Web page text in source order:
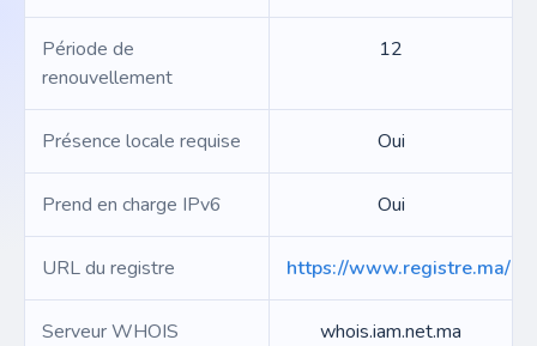
Période de
renouvellement
12
Présence locale requise Oui
Prend en charge IPv6 Oui
URL du registre https://www.registre.ma/
Serveur WHOIS whois.iam.net.ma